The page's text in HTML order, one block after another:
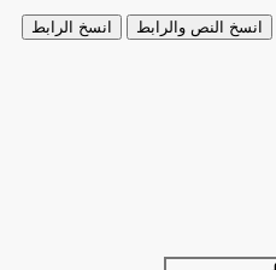
النص والرابط انسخ الرابط